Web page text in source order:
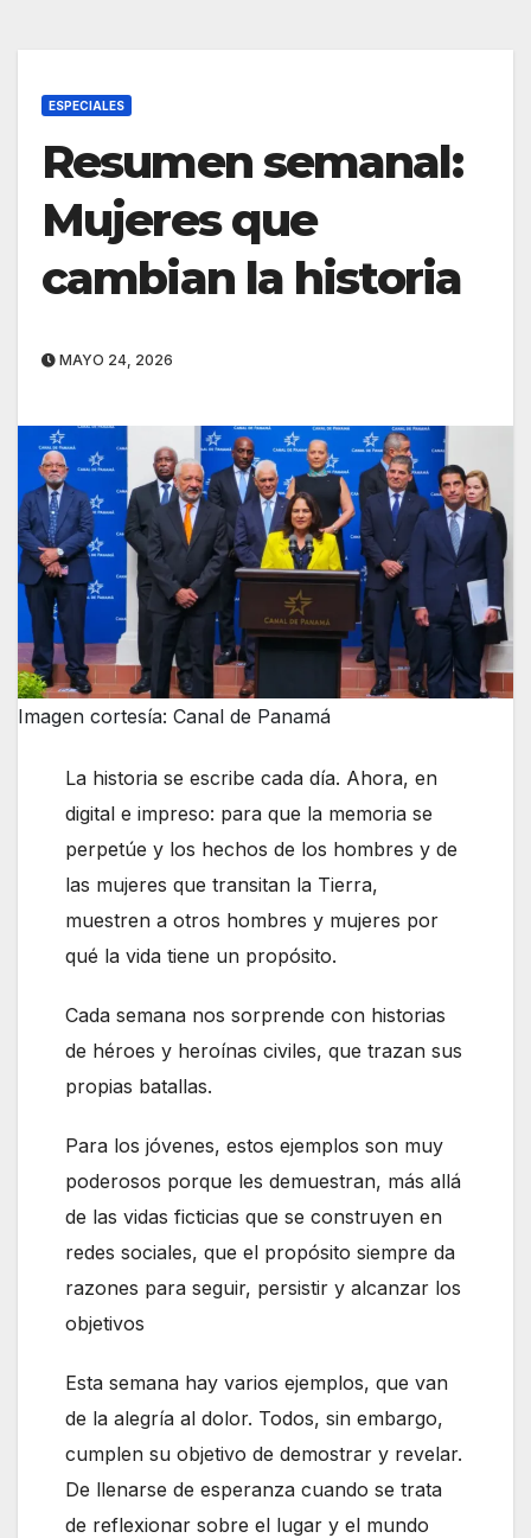
ESPECIALES
Resumen semanal:
Mujeres que
cambian la historia
MAYO 24, 2026
Imagen cortesía: Canal de Panamá
La historia se escribe cada día. Ahora, en
digital e impreso: para que la memoria se
perpetúe y los hechos de los hombres y de
las mujeres que transitan la Tierra,
muestren a otros hombres y mujeres por
qué la vida tiene un propósito.
Cada semana nos sorprende con historias
de héroes y heroínas civiles, que trazan sus
propias batallas.
Para los jóvenes, estos ejemplos son muy
poderosos porque les demuestran, más allá
de las vidas ficticias que se construyen en
redes sociales, que el propósito siempre da
razones para seguir, persistir y alcanzar los
objetivos
Esta semana hay varios ejemplos, que van
de la alegría al dolor. Todos, sin embargo,
cumplen su objetivo de demostrar y revelar.
De llenarse de esperanza cuando se trata
de reflexionar sobre el lugar y el mundo